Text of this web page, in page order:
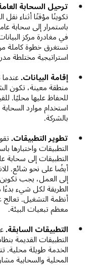
ترحيل السحابة
تكوينًا مؤقتًا أثناء
باستمرار إلى سحابة
في مغادرة مركز
تستغرق خطوة كاملة
استراتيجية
إقامة البيانات. عندما
منطقة معينة، تكون
للحفاظ عليها محليًا.
استخدام موارد
بالشركة.
تطوير التطبيقات.
التطبيقات واختبارها
التطبيقات إلى سحابة
أيضًا على نحو شائع.
إلى العمل، يجب
الطريقة لكل شيء
أنظمة التشغيل. تعالج
معظم تبعيات البيئة.
التطبيقات السابقة.
الخدمة طويلة محلية.
المحلية والسحابية